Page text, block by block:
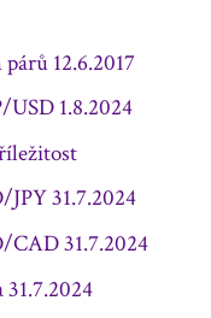
12.6.2017
1.8.2024
31.7.2024
CAD 31.7.2024